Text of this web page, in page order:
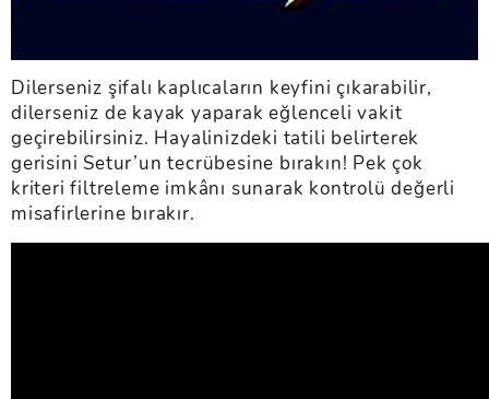
Dilerseniz şifalı kaplıcaların keyfini çıkarabilir,
dilerseniz de kayak yaparak eğlenceli vakit
geçirebilirsiniz. Hayalinizdeki tatili belirterek
gerisini Setur’un tecrübesine bırakın! Pek çok
kriteri filtreleme imkânı sunarak kontrolü değerli
misafirlerine bırakır.